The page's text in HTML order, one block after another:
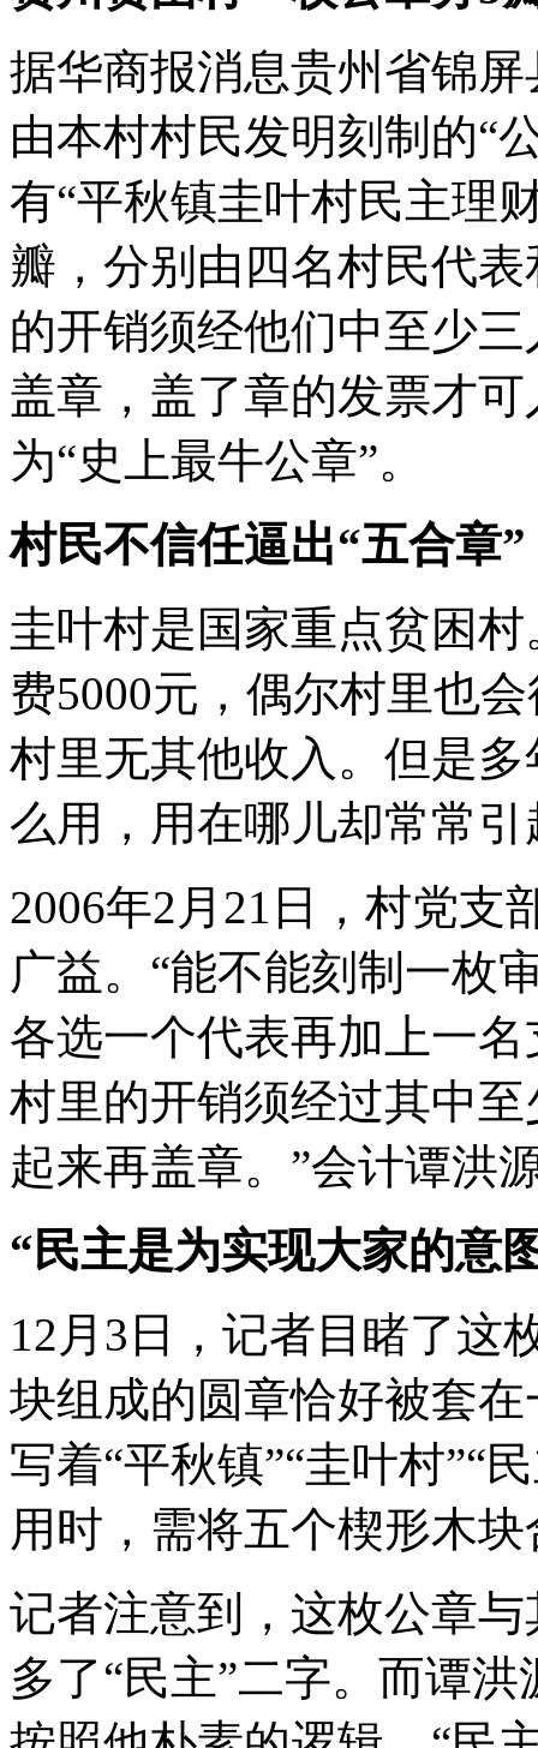
据华商报消息贵州省锦
由本村村民发明刻制的“
有“平秋镇圭叶村民主理
瓣，分别由四名村民代
的开销须经他们中至少
盖章，盖了章的发票才
为“史上最牛公章”。
村民不信任逼出“五合章”
圭叶村是国家重点贫困
费5000元，偶尔村里也
村里无其他收入。但是
么用，用在哪儿却常常
2006年2月21日，村党支
广益。“能不能刻制一枚
各选一个代表再加上一
村里的开销须经过其中
起来再盖章。”会计谭洪
“民主是为实现大家的意
12月3日，记者目睹了这
块组成的圆章恰好被套
写着“平秋镇”“圭叶村”“
用时，需将五个楔形木
记者注意到，这枚公章
多了“民主”二字。而谭